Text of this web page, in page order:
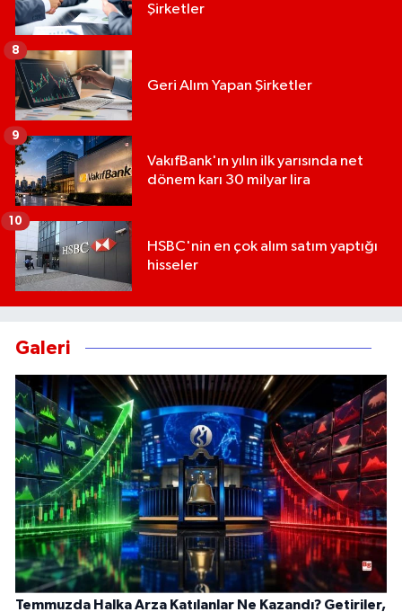
Şirketler
Geri Alım Yapan Şirketler
8
VakıfBank'ın yılın ilk yarısında net
dönem karı 30 milyar lira
9
HSBC'nin en çok alım satım yaptığı
hisseler
10
Galeri
Temmuzda Halka Arza Katılanlar Ne Kazandı? Getiriler,